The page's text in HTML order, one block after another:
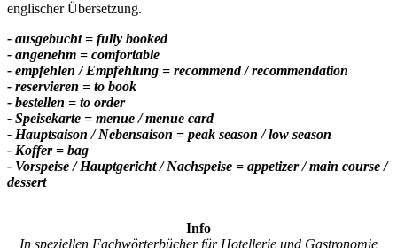
englischer Übersetzung.
- ausgebucht = fully booked
- angenehm = comfortable
- empfehlen / Empfehlung = recommend / recommendation
- reservieren = to book
- bestellen = to order
- Speisekarte = menue / menue card
- Hauptsaison / Nebensaison = peak season / low season
- Koffer = bag
- Vorspeise / Hauptgericht / Nachspeise = appetizer / main course /
dessert
Info
In speziellen Fachwörterbücher für Hotellerie und Gastronomie